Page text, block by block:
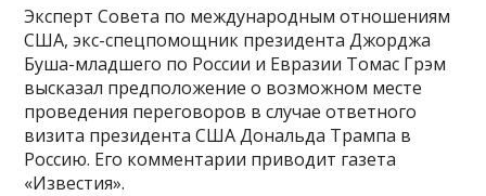
Эксперт Совета по международным отношениям
США, экс-спецпомощник президента Джорджа
Буша-младшего по России и Евразии Томас Грэм
высказал предположение о возможном месте
проведения переговоров в случае ответного
визита президента США Дональда Трампа в
Россию. Его комментарии приводит газета
«Известия».